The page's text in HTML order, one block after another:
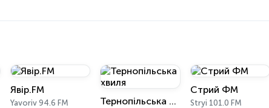
Явір.FM
Yavoriv 94.6 FM Тернопільська хвиля
Стрий ФМ
Stryi 101.0 FM